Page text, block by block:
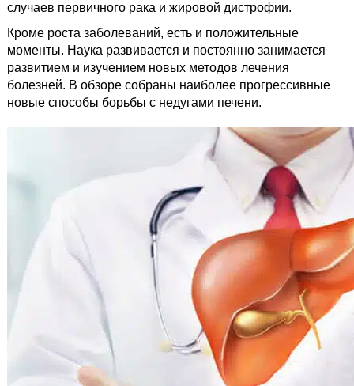
случаев первичного рака и жировой дистрофии.
Кроме роста заболеваний, есть и положительные
моменты. Наука развивается и постоянно занимается
развитием и изучением новых методов лечения
болезней. В обзоре собраны наиболее прогрессивные
новые способы борьбы с недугами печени.